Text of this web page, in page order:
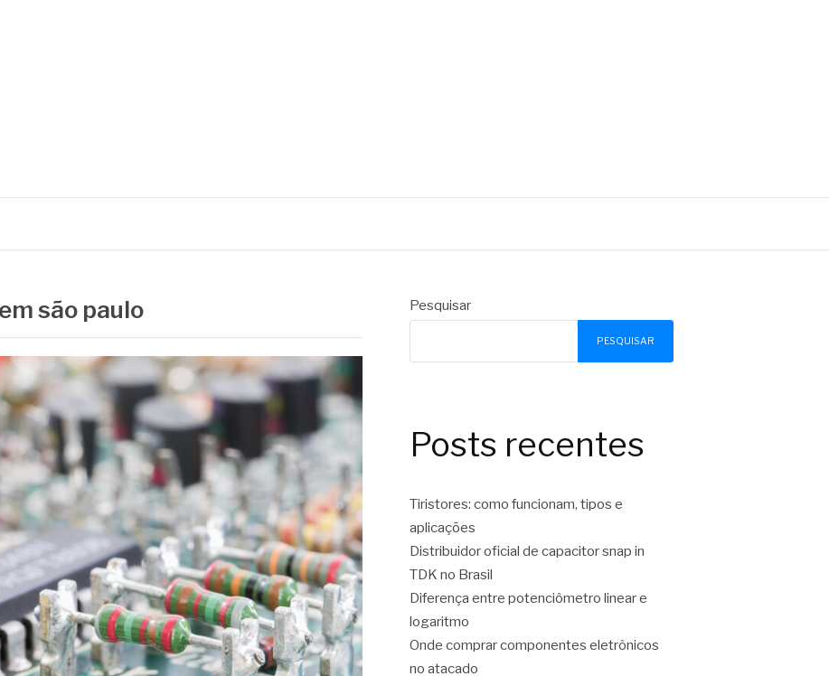
são paulo Pesquisar
PESQUISAR
Posts recentes
Tiristores: como funcionam, tipos e
aplicações
Distribuidor oficial de capacitor snap in
TDK no Brasil
Diferença entre potenciômetro linear e
logaritmo
Onde comprar componentes eletrônicos
no atacado